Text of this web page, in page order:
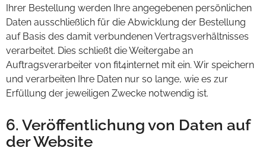
Ihrer Bestellung werden Ihre angegebenen persönlichen
Daten ausschließlich für die Abwicklung der Bestellung
auf Basis des damit verbundenen Vertragsverhältnisses
verarbeitet. Dies schließt die Weitergabe an
Auftragsverarbeiter von fit4internet mit ein. Wir speichern
und verarbeiten Ihre Daten nur so lange, wie es zur
Erfüllung der jeweiligen Zwecke notwendig ist.
6. Veröffentlichung von Daten auf
der Website